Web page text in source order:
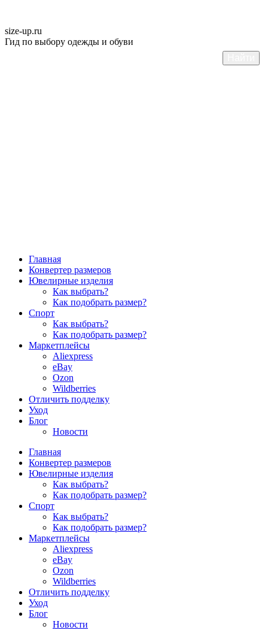
size-up.ru
Гид по выбору одежды и обуви
Главная
Конвертер размеров
Ювелирные изделия
Как выбрать?
Как подобрать размер?
Спорт
Как выбрать?
Как подобрать размер?
Маркетплейсы
Aliexpress
eBay
Ozon
Wildberries
Отличить подделку
Уход
Блог
Новости
Главная
Конвертер размеров
Ювелирные изделия
Как выбрать?
Как подобрать размер?
Спорт
Как выбрать?
Как подобрать размер?
Маркетплейсы
Aliexpress
eBay
Ozon
Wildberries
Отличить подделку
Уход
Блог
Новости